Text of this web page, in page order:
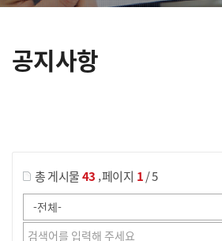
공지사항
총 게시물43 ,페이지 1/ 5